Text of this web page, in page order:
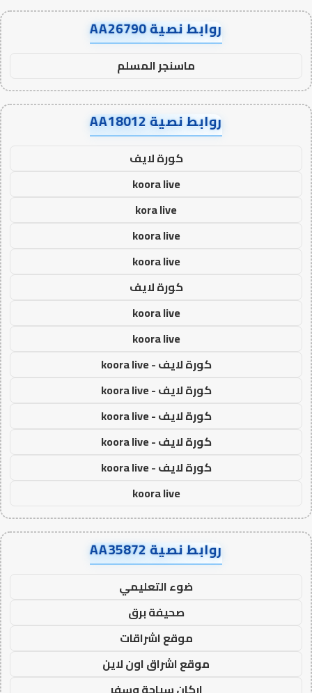
روابط نصية AA26790
ماسنجر المسلم
روابط نصية AA18012
كورة لايف
koora live
kora live
koora live
koora live
كورة لايف
koora live
koora live
كورة لايف - koora live
كورة لايف - koora live
كورة لايف - koora live
كورة لايف - koora live
كورة لايف - koora live
koora live
روابط نصية AA35872
ضوء التعليمي
صحيفة برق
موقع اشراقات
موقع اشراق اون لاين